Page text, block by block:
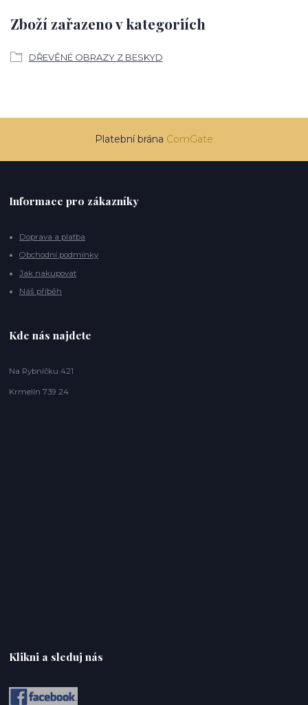
Zboží zařazeno v kategoriích
DŘEVĚNÉ OBRAZY Z BESKYD
Platební brána ComGate
Informace pro zákazníky
Doprava a platba
Obchodní podmínky
Jak nakupovat
Náš příběh
Kde nás najdete
Na Rybníčku 421
Krmelín 739 24
Klikni a sleduj nás